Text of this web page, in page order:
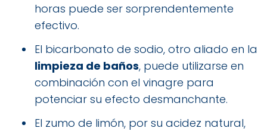
horas puede ser sorprendentemente
efectivo.
El bicarbonato de sodio, otro aliado en la
limpieza de baños, puede utilizarse en
combinación con el vinagre para
potenciar su efecto desmanchante.
El zumo de limón, por su acidez natural,